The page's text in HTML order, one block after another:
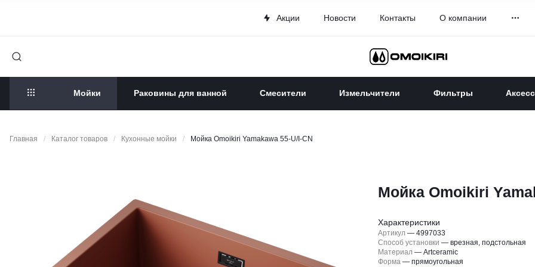
Акции Новости Контакты О компании
Мойки Раковины для ванной Смесители Измельчители Фильтры
Главная / Каталог товаров / Кухонные мойки / Мойка Omoikiri Yamakawa 55-U/I-CN
Мойка Omoikiri
Характеристики
Артикул —4997033
Способ установки —врезная, подстольная
Материал —Artceramic
Форма —прямоугольная